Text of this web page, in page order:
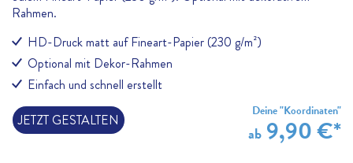
Rahmen.
HD-Druck matt auf Fineart-Papier (230 g/m²)
Optional mit Dekor-Rahmen
Einfach und schnell erstellt
JETZT GESTALTEN
Deine "Koordinaten"
ab 9,90 €*